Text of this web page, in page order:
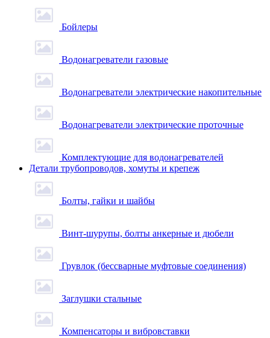
Бойлеры
Водонагреватели газовые
Водонагреватели электрические накопительные
Водонагреватели электрические проточные
Комплектующие для водонагревателей
Детали трубопроводов, хомуты и крепеж
Болты, гайки и шайбы
Винт-шурупы, болты анкерные и дюбели
Грувлок (бессварные муфтовые соединения)
Заглушки стальные
Компенсаторы и вибровставки